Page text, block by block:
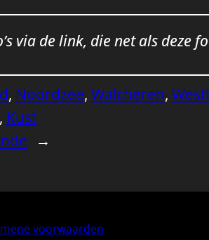
via de link, die net als deze
, Noordzee, Walcheren,
, Kust
→
voorwaarden